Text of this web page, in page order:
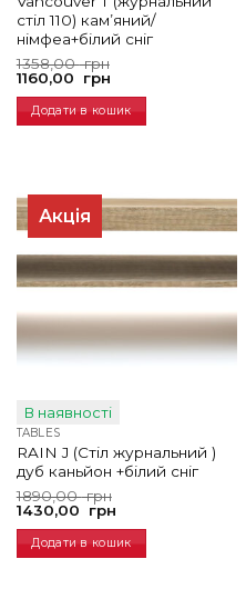
стіл 110) кам’яний/
німфеа+білий сніг
1358,00грн
Оригінальна
ціна:
1358,00
грн.
1160,00 грн
Поточна
ціна:
1160,00
грн.
Додати в кошик
Акція
В наявності
TABLES
RAIN J (Cтіл журнальний )
дуб каньйон +білий сніг
1890,00грн
Оригінальна
ціна:
1890,00
грн.
1430,00 грн
Поточна
ціна:
1430,00
грн.
Додати в кошик